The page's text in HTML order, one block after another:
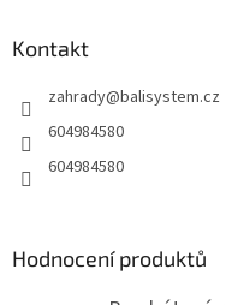
Kontakt
zahrady@balisystem.cz
604984580
604984580
Hodnocení produktů